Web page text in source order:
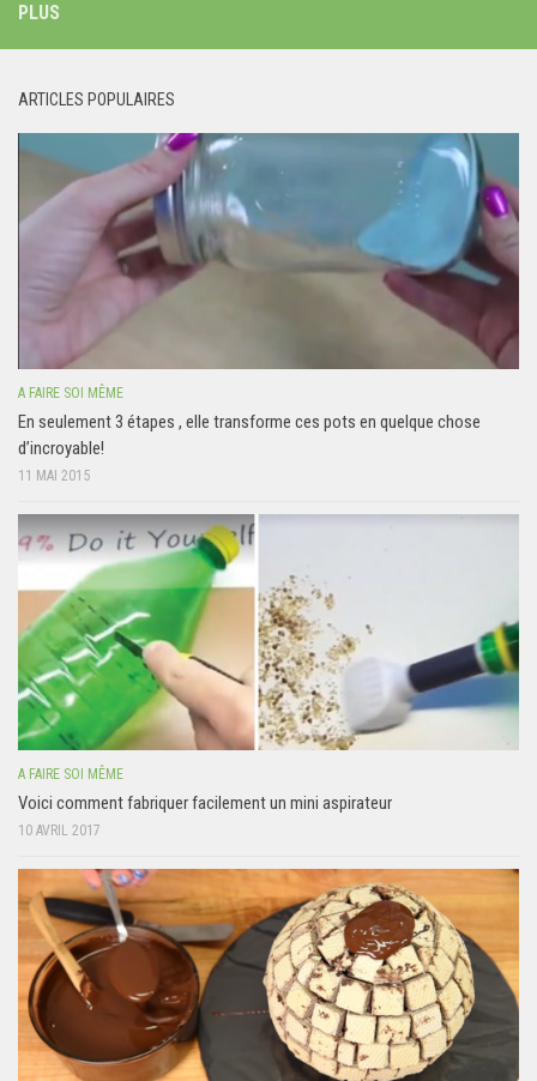
PLUS
ARTICLES POPULAIRES
A FAIRE SOI MÊME
En seulement 3 étapes , elle transforme ces pots en quelque chose
d’incroyable!
11 MAI 2015
A FAIRE SOI MÊME
Voici comment fabriquer facilement un mini aspirateur
10 AVRIL 2017